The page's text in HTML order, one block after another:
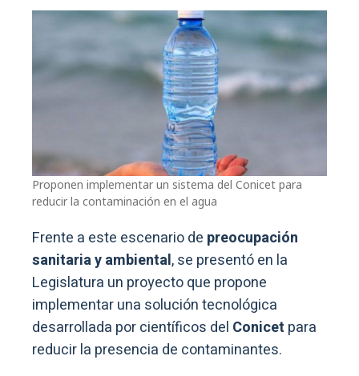
Proponen implementar un sistema del Conicet para
reducir la contaminación en el agua
Frente a este escenario de preocupación
sanitaria y ambiental, se presentó en la
Legislatura un proyecto que propone
implementar una solución tecnológica
desarrollada por científicos del Conicet para
reducir la presencia de contaminantes.